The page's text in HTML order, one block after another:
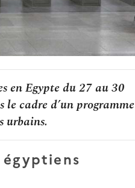
en Egypte du 27 au 30
cadre d’un programme
urbains.